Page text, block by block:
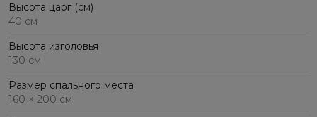
Высота царг (см)
40 см
Высота изголовья
130 см
Размер спального места
160 × 200 см